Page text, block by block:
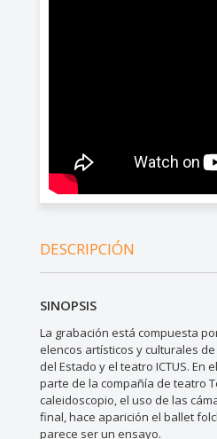
DESCRIPCIÓN
SINOPSIS
La grabación está compuesta
elencos artísticos y culturales
del Estado y el teatro ICTUS. En
parte de la compañía de teatro
caleidoscopio, el uso de las
final, hace aparición el ballet
parece ser un ensayo.